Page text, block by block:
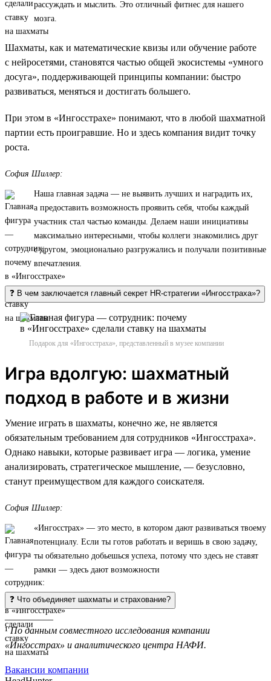
рассуждать и мыслить. Это отличный фитнес для нашего
мозга.
Шахматы, как и математические квизы или обучение работе
с нейросетями, становятся частью общей экосистемы «умного
досуга», поддерживающей принципы компании: быстро
развиваться, меняться и достигать большего.
При этом в «Ингосстрахе» понимают, что в любой шахматной
партии есть проигравшие. Но и здесь компания видит точку
роста.
София Шиллер:
Наша главная задача — не выявить лучших и наградить их,
а предоставить возможность проявить себя, чтобы каждый
участник стал частью команды. Делаем наши инициативы
максимально интересными, чтобы коллеги знакомились друг
с другом, эмоционально разгружались и получали позитивные
впечатления.
❓ В чем заключается главный секрет HR-стратегии «Ингосстраха»?
Подарок для «Ингосстраха», представленный в музее компании
Игра вдолгую: шахматный
подход в работе и в жизни
Умение играть в шахматы, конечно же, не является
обязательным требованием для сотрудников «Ингосстраха».
Однако навыки, которые развивает игра — логика, умение
анализировать, стратегическое мышление, — безусловно,
станут преимуществом для каждого соискателя.
София Шиллер:
«Ингосстрах» — это место, в котором дают развиваться твоему
потенциалу. Если ты готов работать и веришь в свою задачу,
ты обязательно добьешься успеха, потому что здесь не ставят
рамки — здесь дают возможности
❓ Что объединяет шахматы и страхование?
__________
¹По данным совместного исследования компании
«Ингосстрах» и аналитического центра НАФИ.
Вакансии компании